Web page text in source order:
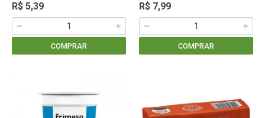
R$ 5,39
COMPRAR
R$ 7,99
COMPRAR